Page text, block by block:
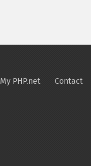
My PHP.net Contact